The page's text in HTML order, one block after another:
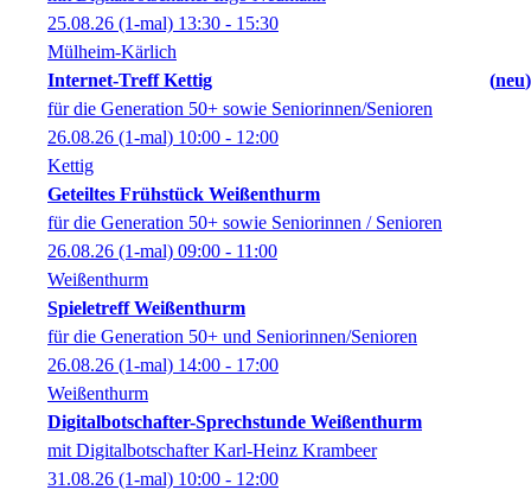
25.08.26 (1-mal) 13:30 - 15:30
Mülheim-Kärlich
Internet-Treff Kettig
neu
für die Generation 50+ sowie Seniorinnen/Senioren
26.08.26 (1-mal) 10:00 - 12:00
Kettig
Geteiltes Frühstück Weißenthurm
für die Generation 50+ sowie Seniorinnen / Senioren
26.08.26 (1-mal) 09:00 - 11:00
Weißenthurm
Spieletreff Weißenthurm
für die Generation 50+ und Seniorinnen/Senioren
26.08.26 (1-mal) 14:00 - 17:00
Weißenthurm
Digitalbotschafter-Sprechstunde Weißenthurm
mit Digitalbotschafter Karl-Heinz Krambeer
31.08.26 (1-mal) 10:00 - 12:00